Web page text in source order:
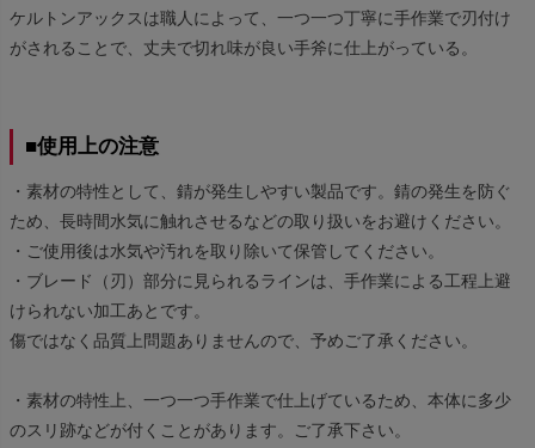
ケルトンアックスは職人によって、一つ一つ丁寧に手作業で刃付け
がされることで、丈夫で切れ味が良い手斧に仕上がっている。
■使用上の注意
・素材の特性として、錆が発生しやすい製品です。錆の発生を防ぐ
ため、長時間水気に触れさせるなどの取り扱いをお避けください。
・ご使用後は水気や汚れを取り除いて保管してください。
・ブレード（刃）部分に見られるラインは、手作業による工程上避
けられない加工あとです。
傷ではなく品質上問題ありませんので、予めご了承ください。
・素材の特性上、一つ一つ手作業で仕上げているため、本体に多少
のスリ跡などが付くことがあります。ご了承下さい。